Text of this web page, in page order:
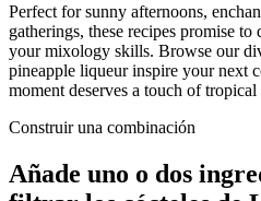
Perfect for sunny afternoons,
gatherings, these recipes promise
your mixology skills. Browse our
pineapple liqueur inspire your next
moment deserves a touch of
Construir una combinación
Añade uno o dos